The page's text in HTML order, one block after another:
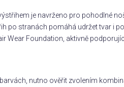
je navrženo pro pohodlné
po stranách pomáhá udržet tvar i
Wear Foundation, aktivně
nutno ověřit zvolením